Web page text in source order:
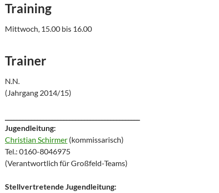
Training
Mittwoch, 15.00 bis 16.00
Trainer
N.N.
(Jahrgang 2014/15)
Jugendleitung:
Christian Schirmer (kommissarisch)
Tel.: 0160-8046975
(Verantwortlich für Großfeld-Teams)
Stellvertretende Jugendleitung: